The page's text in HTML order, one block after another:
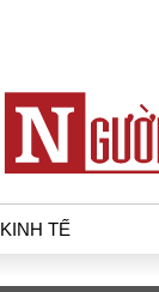
KINH TẾ